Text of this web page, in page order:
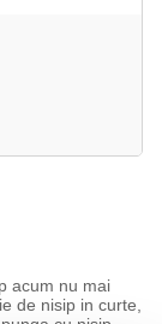
acum nu mai
de nisip in curte,